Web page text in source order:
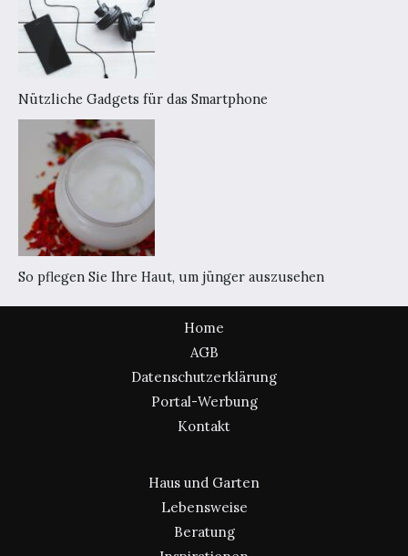
Nützliche Gadgets für das Smartphone
So pflegen Sie Ihre Haut, um jünger auszusehen
Home
AGB
Datenschutzerklärung
Portal-Werbung
Kontakt
Haus und Garten
Lebensweise
Beratung